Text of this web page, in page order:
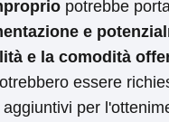
potrebbe
e
e la comodità
essere
per